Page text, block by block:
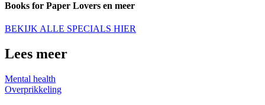
Books for Paper Lovers en meer
BEKIJK ALLE SPECIALS HIER
Lees meer
Mental health
Overprikkeling